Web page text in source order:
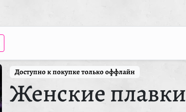
Доступно к покупке только оффлайн
Женские плавки